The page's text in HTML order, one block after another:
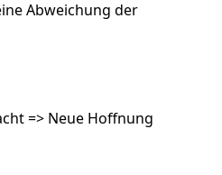
Abweichung der
=> Neue Hoffnung